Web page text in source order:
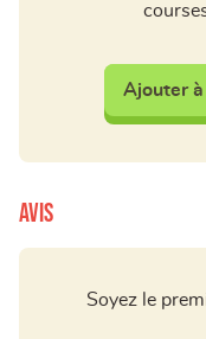
Ajouter à
Avis
Soyez le